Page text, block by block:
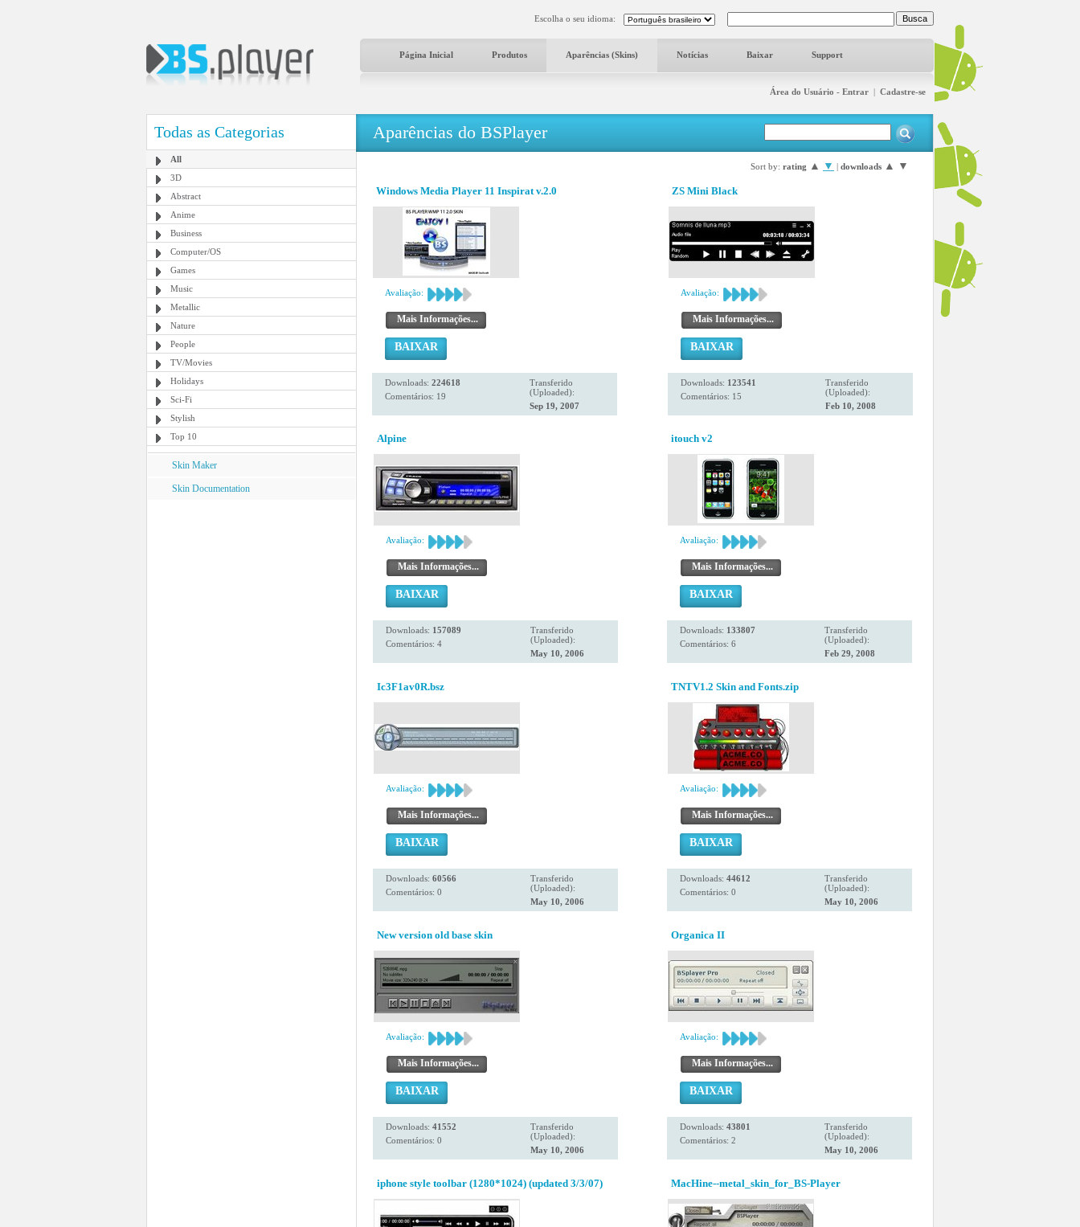
Escolha o seu idioma:
Página Inicial Produtos Aparências (Skins) Notícias Baixar Support
Área do Usuário - Entrar | Cadastre-se
Todas as Categorias
All
3D
Abstract
Anime
Business
Computer/OS
Games
Music
Metallic
Nature
People
TV/Movies
Holidays
Sci-Fi
Stylish
Top 10
Skin Maker
Skin Documentation
Aparências do BSPlayer
Sort by: rating ▲ ▼ | downloads ▲ ▼
Windows Media Player 11 Inspirat v.2.0
Avaliação:
Mais Informações...
BAIXAR
Downloads: 224618
Comentários: 19
Transferido
(Uploaded):
Sep 19, 2007
ZS Mini Black
Avaliação:
Mais Informações...
BAIXAR
Downloads: 123541
Comentários: 15
Transferido
(Uploaded):
Feb 10, 2008
Alpine
Avaliação:
Mais Informações...
BAIXAR
Downloads: 157089
Comentários: 4
Transferido
(Uploaded):
May 10, 2006
itouch v2
Avaliação:
Mais Informações...
BAIXAR
Downloads: 133807
Comentários: 6
Transferido
(Uploaded):
Feb 29, 2008
Ic3F1av0R.bsz
Avaliação:
Mais Informações...
BAIXAR
Downloads: 60566
Comentários: 0
Transferido
(Uploaded):
May 10, 2006
TNTV1.2 Skin and Fonts.zip
Avaliação:
Mais Informações...
BAIXAR
Downloads: 44612
Comentários: 0
Transferido
(Uploaded):
May 10, 2006
New version old base skin
Avaliação:
Mais Informações...
BAIXAR
Downloads: 41552
Comentários: 0
Transferido
(Uploaded):
May 10, 2006
Organica II
Avaliação:
Mais Informações...
BAIXAR
Downloads: 43801
Comentários: 2
Transferido
(Uploaded):
May 10, 2006
iphone style toolbar (1280*1024) (updated 3/3/07) MacHine--metal_skin_for_BS-Player